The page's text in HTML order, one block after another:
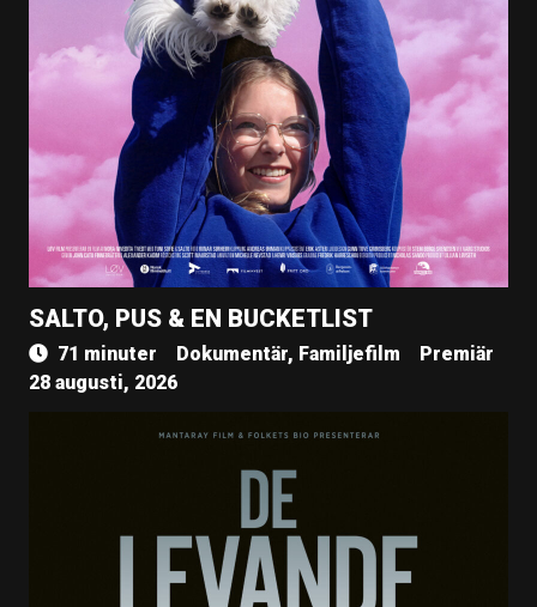
SALTO, PUS & EN BUCKETLIST
71 minuter Dokumentär, Familjefilm
Premiär
28 augusti, 2026